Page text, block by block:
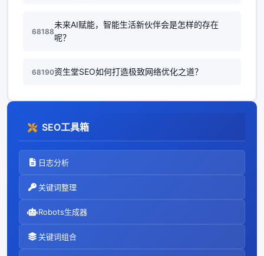
68188
未来AI赋能，智能生活新伙伴会是怎样的存在
呢？
68190资生堂SEO如何打造极致网络优化之道？
SEO工具箱
日志分析
关键词整理
Robots生成器
关键词组合